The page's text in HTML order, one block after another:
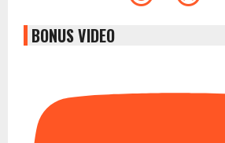
BONUS VIDEO